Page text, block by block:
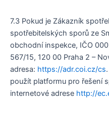
7.3 Pokud je Zákazník
spotřebitelských sporů ze
obchodní inspekce, IČO
567/15, 120 00 Praha 2 –
adresa: https://adr.coi.cz/cs
použít platformu pro řešení
internetové adrese http://